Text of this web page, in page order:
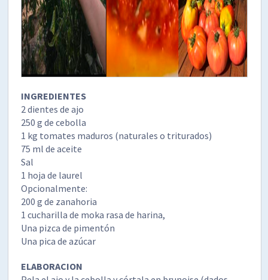
INGREDIENTES
2 dientes de ajo
250 g de cebolla
1 kg tomates maduros (naturales o triturados)
75 ml de aceite
Sal
1 hoja de laurel
Opcionalmente:
200 g de zanahoria
1 cucharilla de moka rasa de harina,
Una pizca de pimentón
Una pica de azúcar
ELABORACION